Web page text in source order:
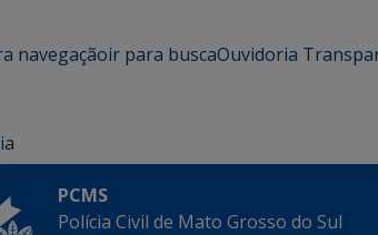
navegaçãoir para buscaOuvidoria
PCMS
Polícia Civil de Mato Grosso do Sul